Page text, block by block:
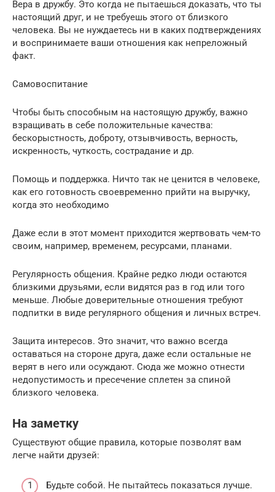
Вера в дружбу. Это когда не пытаешься доказать, что ты
настоящий друг, и не требуешь этого от близкого
человека. Вы не нуждаетесь ни в каких подтверждениях
и воспринимаете ваши отношения как непреложный
факт.
Самовоспитание
Чтобы быть способным на настоящую дружбу, важно
взращивать в себе положительные качества:
бескорыстность, доброту, отзывчивость, верность,
искренность, чуткость, сострадание и др.
Помощь и поддержка. Ничто так не ценится в человеке,
как его готовность своевременно прийти на выручку,
когда это необходимо
Даже если в этот момент приходится жертвовать чем-то
своим, например, временем, ресурсами, планами.
Регулярность общения. Крайне редко люди остаются
близкими друзьями, если видятся раз в год или того
меньше. Любые доверительные отношения требуют
подпитки в виде регулярного общения и личных встреч.
Защита интересов. Это значит, что важно всегда
оставаться на стороне друга, даже если остальные не
верят в него или осуждают. Сюда же можно отнести
недопустимость и пресечение сплетен за спиной
близкого человека.
На заметку
Существуют общие правила, которые позволят вам
легче найти друзей:
Будьте собой. Не пытайтесь показаться лучше.